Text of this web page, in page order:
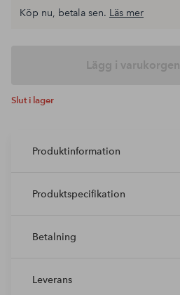
Köp nu, betala sen. Läs mer
Lägg i varukorgen
Slut i lager
Produktinformation
Produktspecifikation
Betalning
Leverans